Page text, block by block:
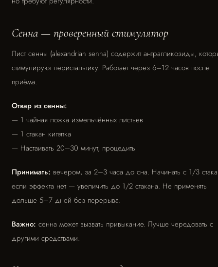
Сенна — проверенный стимулятор
Лист сенны (alexandrian senna) содержит антрагликозиды,
стимулируют перистальтику. Работает через 6–12 часов после
приёма.
Отвар из сенны:
— 1 чайная ложка измельчённых листьев
— 1 стакан кипятка
— Настаивать 20–30 минут, процедить
Принимать: вечером, за 2–3 часа до сна. Начинать с 1/3
если эффекта нет — увеличить до 1/2 стакана. Не применять
дольше 5–7 дней без перерыва.
Важно: сенна может вызвать привыкание. Лучше чередовать с
другими средствами.